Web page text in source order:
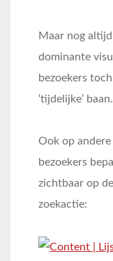
Maar nog
dominante
bezoekers
‘tijdelijke’
Ook op andere
bezoekers
zichtbaar op
zoekactie: